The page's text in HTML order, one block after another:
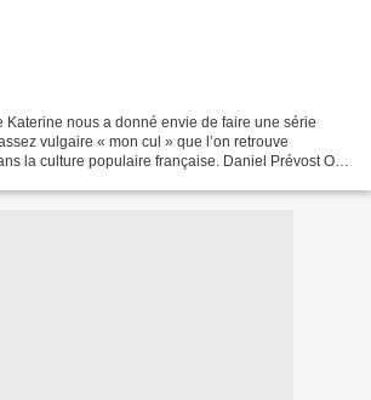
Katerine nous a donné envie de faire une série
vulgaire « mon cul » que l’on retrouve
la culture populaire française. Daniel Prévost On